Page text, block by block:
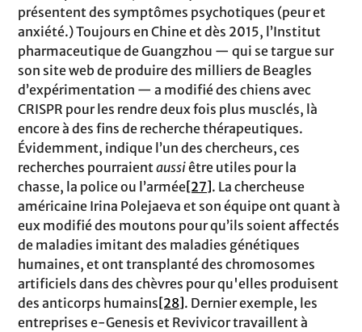
présentent des symptômes psychotiques (peur et
anxiété.) Toujours en Chine et dès 2015, l’Institut
pharmaceutique de Guangzhou — qui se targue sur
son site web de produire des milliers de Beagles
d’expérimentation — a modifié des chiens avec
CRISPR pour les rendre deux fois plus musclés, là
encore à des fins de recherche thérapeutiques.
Évidemment, indique l’un des chercheurs, ces
recherches pourraientaussiêtre utiles pour la
chasse, la police ou l’armée[27]. La chercheuse
américaine Irina Polejaeva et son équipe ont quant à
eux modifié des moutons pour qu’ils soient affectés
de maladies imitant des maladies génétiques
humaines, et ont transplanté des chromosomes
artificiels dans des chèvres pour qu'elles produisent
des anticorps humains[28]. Dernier exemple, les
entreprises e-Genesis et Revivicor travaillent à